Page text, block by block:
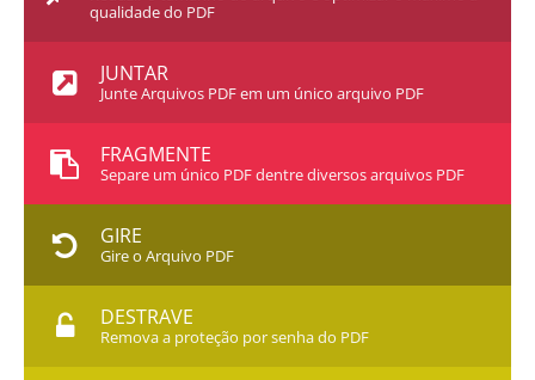
qualidade do PDF
JUNTAR
Junte Arquivos PDF em um único arquivo PDF
FRAGMENTE
Separe um único PDF dentre diversos arquivos PDF
GIRE
Gire o Arquivo PDF
DESTRAVE
Remova a proteção por senha do PDF